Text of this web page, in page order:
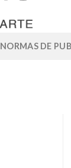
NORMAS DE